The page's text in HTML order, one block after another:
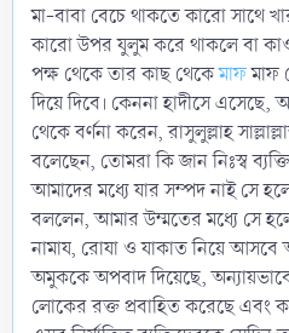
মা-বাবা বেচে থাকতে কারো সাথে
কারো উপর যুলুম করে থাকলে বা
পক্ষ থেকে তার কাছ থেকেমাফমাফ
দিয়ে দিবে। কেননা হাদীসে এসেছে,
থেকে বর্ণনা করেন, রাসুলুল্লাহ
বলেছেন, তোমরা কি জান নিঃস্ব
আমাদের মধ্যে যার সম্পদ নাই সে
বললেন, আমার উম্মতের মধ্যে সে
নামায, রোযা ও যাকাত নিয়ে
অমুককে অপবাদ দিয়েছে,
লোকের রক্ত প্রবাহিত করেছে এবং